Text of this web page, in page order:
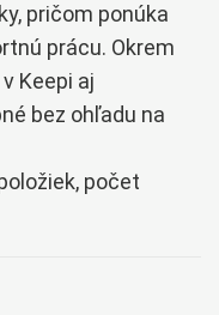
pričom ponúka
prácu. Okrem
Keepi aj
bez ohľadu na
počet